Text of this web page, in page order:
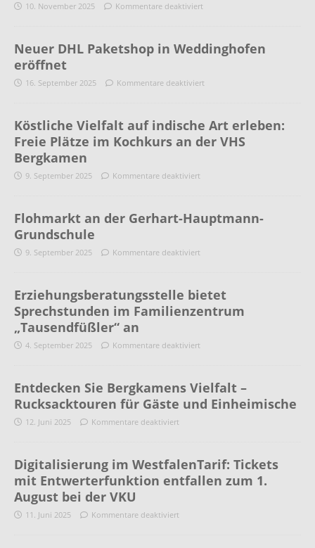
10. November 2025 Kommentare deaktiviert
Neuer DHL Paketshop in Weddinghofen
eröffnet
16. September 2025 Kommentare deaktiviert
Köstliche Vielfalt auf indische Art erleben:
Freie Plätze im Kochkurs an der VHS
Bergkamen
9. September 2025 Kommentare deaktiviert
Flohmarkt an der Gerhart-Hauptmann-
Grundschule
9. September 2025 Kommentare deaktiviert
Erziehungsberatungsstelle bietet
Sprechstunden im Familienzentrum
„Tausendfüßler“ an
4. September 2025 Kommentare deaktiviert
Entdecken Sie Bergkamens Vielfalt –
Rucksacktouren für Gäste und Einheimische
12. Juni 2025 Kommentare deaktiviert
Digitalisierung im WestfalenTarif: Tickets
mit Entwerterfunktion entfallen zum 1.
August bei der VKU
11. Juni 2025 Kommentare deaktiviert